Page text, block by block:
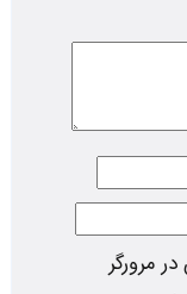
مرورگر